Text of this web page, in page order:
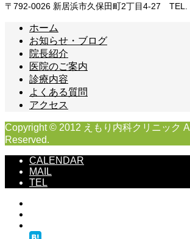
〒792-0026 新居浜市久保田町2丁目4-27 TEL.
ホーム
お知らせ・ブログ
院長紹介
医院のご案内
診療内容
よくある質問
アクセス
Copyright © 2012 えもり内科クリニック
Reserved.
CALENDAR
MAIL
TEL